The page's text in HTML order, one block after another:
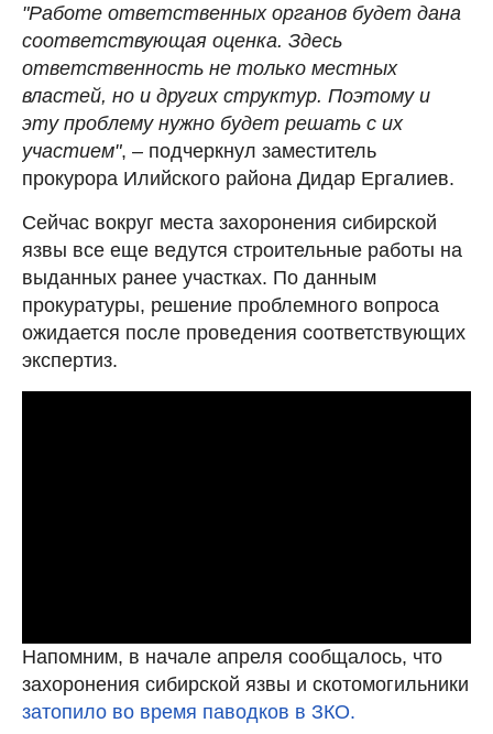
"Работе ответственных органов будет дана
соответствующая оценка. Здесь
ответственность не только местных
властей, но и других структур. Поэтому и
эту проблему нужно будет решать с их
участием", – подчеркнул заместитель
прокурора Илийского района Дидар Ергалиев.
Сейчас вокруг места захоронения сибирской
язвы все еще ведутся строительные работы на
выданных ранее участках. По данным
прокуратуры, решение проблемного вопроса
ожидается после проведения соответствующих
экспертиз.
Напомним, в начале апреля сообщалось, что
захоронения сибирской язвы и скотомогильники
затопило во время паводков в ЗКО.